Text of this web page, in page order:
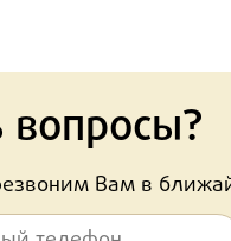
вопросы?
Вам в